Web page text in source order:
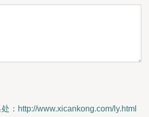
：http://www.xicankong.com/ly.html